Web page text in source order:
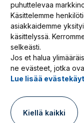
puhuttelevaa
Käsittelemme
asiakkaidemme
käsittelyssä.
selkeästi.
Jos et halua
ne evästeet, jotka
Lue lisää
Kiellä kaikki